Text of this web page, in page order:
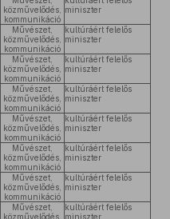
közművelődés,
kommunikáció
miniszter
Művészet,
közművelődés,
kommunikáció
kultúráért felelős
miniszter
Művészet,
közművelődés,
kommunikáció
kultúráért felelős
miniszter
Művészet,
közművelődés,
kommunikáció
kultúráért felelős
miniszter
Művészet,
közművelődés,
kommunikáció
kultúráért felelős
miniszter
Művészet,
közművelődés,
kommunikáció
kultúráért felelős
miniszter
Művészet,
közművelődés,
kommunikáció
kultúráért felelős
miniszter
Művészet,
közművelődés,
kultúráért felelős
miniszter